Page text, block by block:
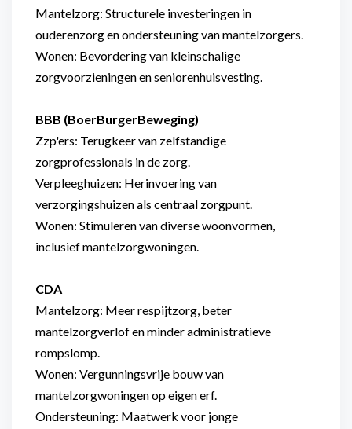
Mantelzorg: Structurele investeringen in
ouderenzorg en ondersteuning van mantelzorgers.
Wonen: Bevordering van kleinschalige
zorgvoorzieningen en seniorenhuisvesting.
BBB (BoerBurgerBeweging)
Zzp'ers: Terugkeer van zelfstandige
zorgprofessionals in de zorg.
Verpleeghuizen: Herinvoering van
verzorgingshuizen als centraal zorgpunt.
Wonen: Stimuleren van diverse woonvormen,
inclusief mantelzorgwoningen.
CDA
Mantelzorg: Meer respijtzorg, beter
mantelzorgverlof en minder administratieve
rompslomp.
Wonen: Vergunningsvrije bouw van
mantelzorgwoningen op eigen erf.
Ondersteuning: Maatwerk voor jonge